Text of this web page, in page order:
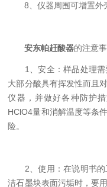
8、仪器周围可增置外
安东帕赶酸器的注意事
1、安全：样品处理需
大部分酸具有挥发性而且
仪器，并做好各种防护
HClO4量和消解温度等条
险。
2、使用：在说明书的
洁石墨块表面污垢时，要